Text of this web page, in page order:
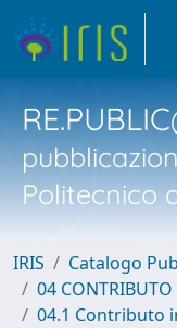
Politecnico
IRIS
Catalogo
04
04.1 Contributo